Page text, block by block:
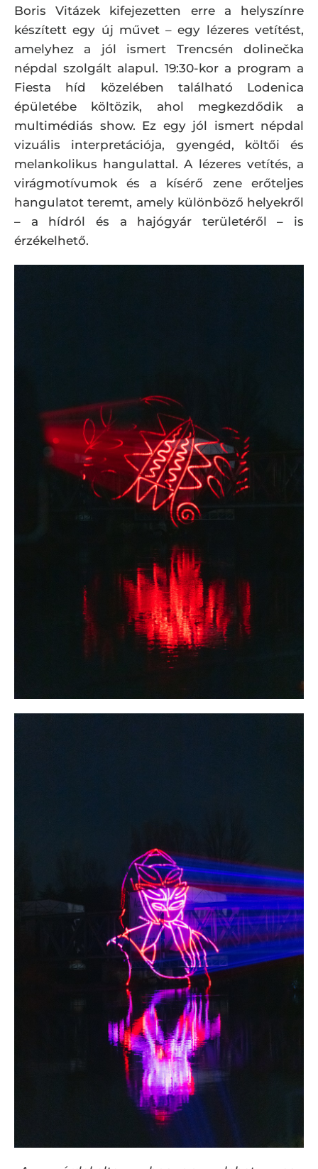
Boris Vitázek kifejezetten erre a helyszínre
készített egy új művet – egy lézeres vetítést,
amelyhez a jól ismert Trencsén dolinečka
népdal szolgált alapul. 19:30-kor a program a
Fiesta híd közelében található Lodenica
épületébe költözik, ahol megkezdődik a
multimédiás show. Ez egy jól ismert népdal
vizuális interpretációja, gyengéd, költői és
melankolikus hangulattal. A lézeres vetítés, a
virágmotívumok és a kísérő zene erőteljes
hangulatot teremt, amely különböző helyekről
– a hídról és a hajógyár területéről – is
érzékelhető.